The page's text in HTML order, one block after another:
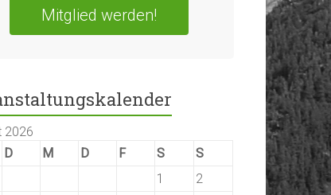
Mitglied werden!
2026
D M D F S
S
1
2